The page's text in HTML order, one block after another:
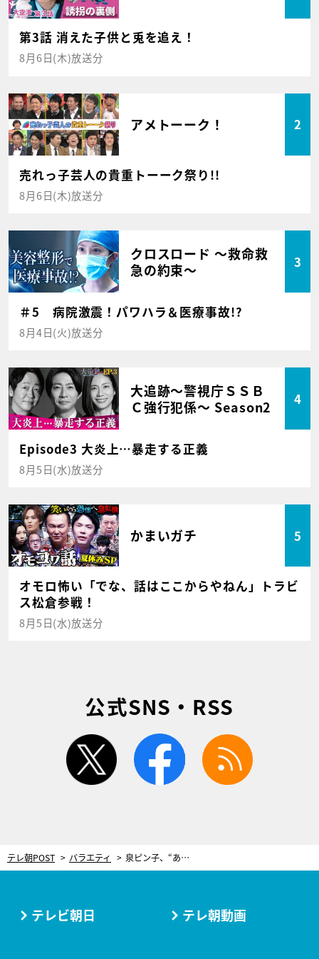
第3話 消えた子供と兎を追え！
8月6日(木)放送分
アメトーーク！ 2
売れっ子芸人の貴重トーーク祭り!!
8月6日(木)放送分
クロスロード ～救命救
急の約束～
3
＃5 病院激震！パワハラ＆医療事故!?
8月4日(火)放送分
大追跡～警視庁ＳＳＢ
Ｃ強行犯係～ Season2
4
Episode3 大炎上…暴走する正義
8月5日(水)放送分
かまいガチ 5
オモロ怖い「でな、話はここからやねん」トラビ
ス松倉参戦！
8月5日(水)放送分
公式SNS・RSS
twitter facebook
テレ朝POST バラエティ 泉ピン子、“あの国民的ドラマ”に恨み節!?「やっていてしんどかったけどねぇ…」
テレビ朝日 テレ朝動画